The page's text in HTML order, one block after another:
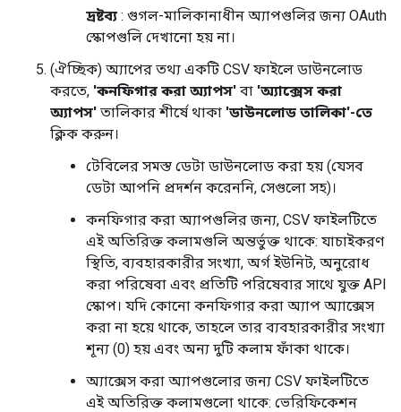
দ্রষ্টব্য : গুগল-মালিকানাধীন অ্যাপগুলির জন্য OAuth
স্কোপগুলি দেখানো হয় না।
(ঐচ্ছিক) অ্যাপের তথ্য একটি CSV ফাইলে ডাউনলোড
করতে, 'কনফিগার করা অ্যাপস' বা 'অ্যাক্সেস করা
অ্যাপস' তালিকার শীর্ষে থাকা 'ডাউনলোড তালিকা'-তে
ক্লিক করুন।
টেবিলের সমস্ত ডেটা ডাউনলোড করা হয় (যেসব
ডেটা আপনি প্রদর্শন করেননি, সেগুলো সহ)।
কনফিগার করা অ্যাপগুলির জন্য, CSV ফাইলটিতে
এই অতিরিক্ত কলামগুলি অন্তর্ভুক্ত থাকে: যাচাইকরণ
স্থিতি, ব্যবহারকারীর সংখ্যা, অর্গ ইউনিট, অনুরোধ
করা পরিষেবা এবং প্রতিটি পরিষেবার সাথে যুক্ত API
স্কোপ। যদি কোনো কনফিগার করা অ্যাপ অ্যাক্সেস
করা না হয়ে থাকে, তাহলে তার ব্যবহারকারীর সংখ্যা
শূন্য (0) হয় এবং অন্য দুটি কলাম ফাঁকা থাকে।
অ্যাক্সেস করা অ্যাপগুলোর জন্য CSV ফাইলটিতে
এই অতিরিক্ত কলামগুলো থাকে: ভেরিফিকেশন